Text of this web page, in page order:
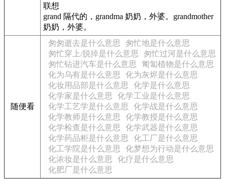
联想
grand 隔代的，grandma 奶奶，外婆。grandmother
奶奶，外婆。
随便看
匆匆逝去是什么意思
匆忙地是什么意思
匆忙穿上/脱掉是什么意思
匆忙过河是什么意思
匆忙钻进汽车是什么意思
匍匐植物是什么意思
化为乌有是什么意思
化为灰烬是什么意思
化妆用品部是什么意思
化学是什么意思
化学家是什么意思
化学工业是什么意思
化学工艺学是什么意思
化学战是什么意思
化学教师是什么意思
化学教授是什么意思
化学检查是什么意思
化学武器是什么意思
化学药品柜是什么意思
化工厂是什么意思
化工学院是什么意思
化梦想为行动是什么意思
化浓妆是什么意思
化疗是什么意思
化肥厂是什么意思